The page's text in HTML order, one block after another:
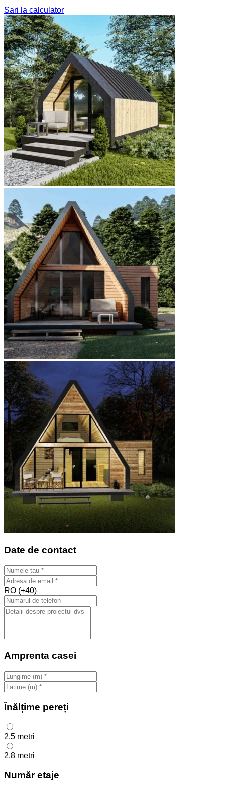
Sari la calculator
Date de contact
RO (+40)
Amprenta casei
Înălțime pereți
2.5 metri
2.8 metri
Număr etaje